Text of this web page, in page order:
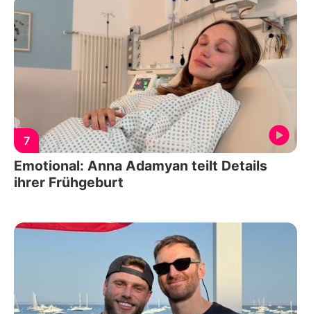
7
Emotional: Anna Adamyan teilt Details
ihrer Frühgeburt